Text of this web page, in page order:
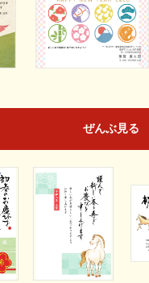
ぜんぶ見る